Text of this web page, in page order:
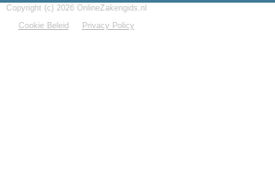
Copyright (c) 2026 OnlineZakengids.nl
Cookie Beleid
Privacy Policy